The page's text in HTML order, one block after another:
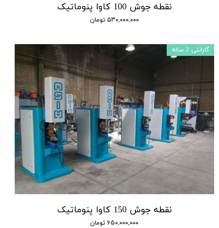
نقطه جوش 100 کاوا پنوماتیک
۵۳۰,۰۰۰,۰۰۰ تومان
نقطه جوش 150 کاوا پنوماتیک
۶۵۰,۰۰۰,۰۰۰ تومان
گارانتی 2 ساله